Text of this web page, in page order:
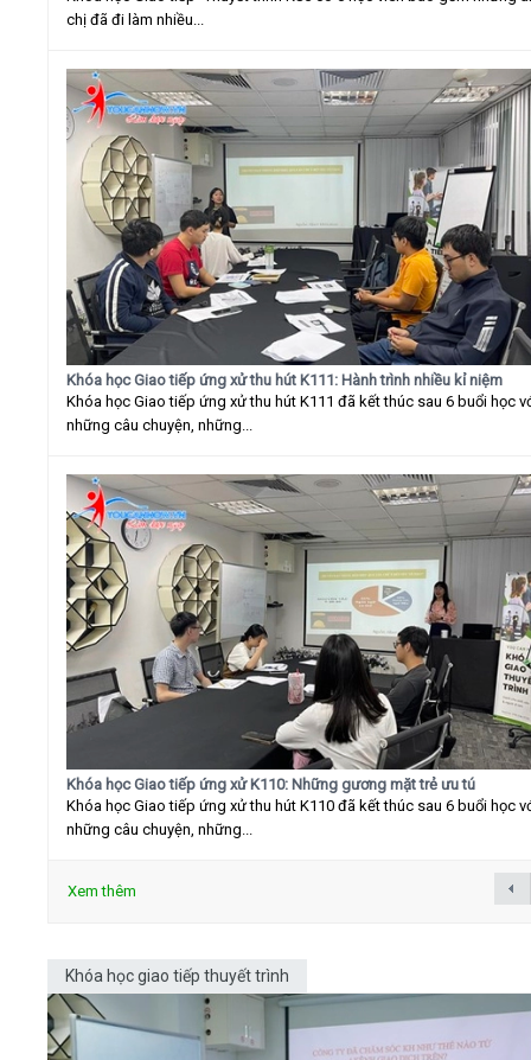
chị đã đi làm nhiều...
Khóa học Giao tiếp ứng xử thu hút K111: Hành trình nhiều kỉ niệm
Khóa học Giao tiếp ứng xử thu hút K111 đã kết thúc sau 6 buổi học
những câu chuyện, những...
Khóa học Giao tiếp ứng xử K110: Những gương mặt trẻ ưu tú
Khóa học Giao tiếp ứng xử thu hút K110 đã kết thúc sau 6 buổi học
những câu chuyện, những...
Xem thêm
Khóa học giao tiếp thuyết trình